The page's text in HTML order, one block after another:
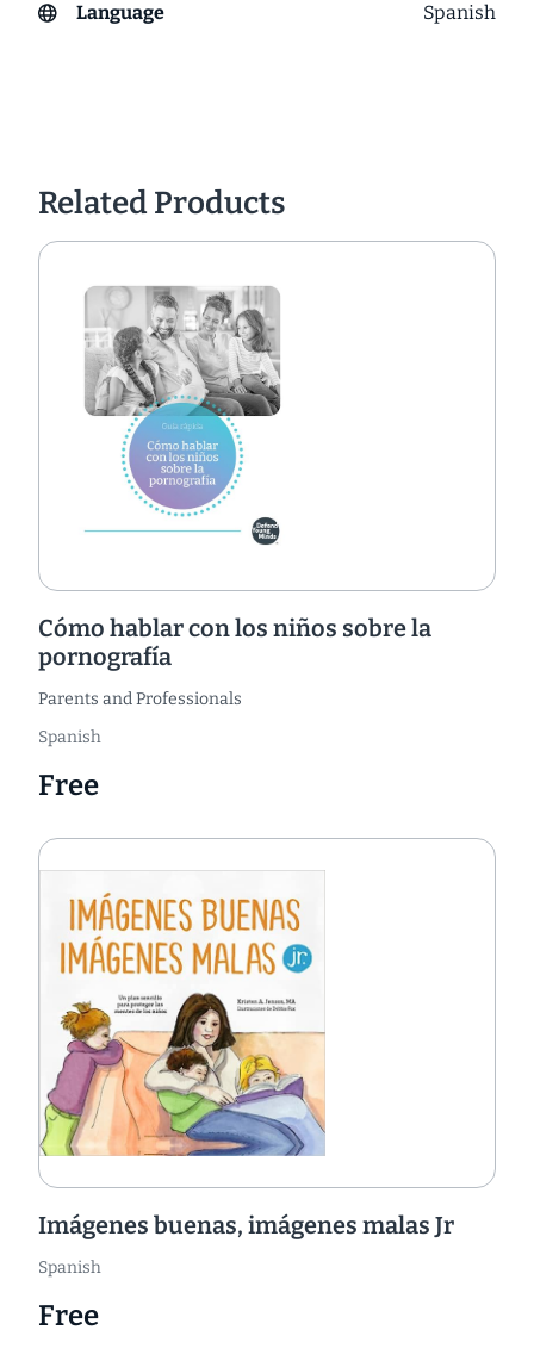
Language Spanish
Related Products
Cómo hablar con los niños sobre la
pornografía
Parents and Professionals
Spanish
Free
Imágenes buenas, imágenes malas Jr
Spanish
Free